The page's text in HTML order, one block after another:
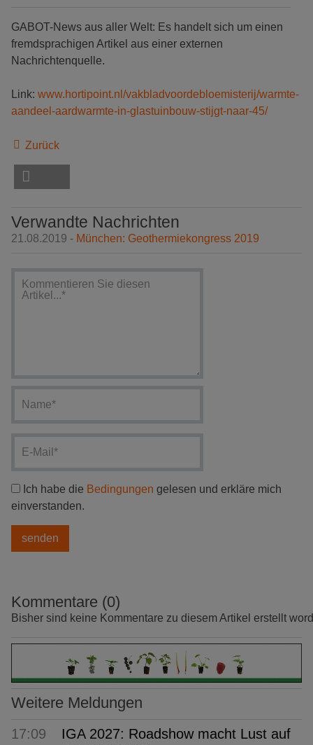
GABOT-News aus aller Welt: Es handelt sich um einen
fremdsprachigen Artikel aus einer externen
Nachrichtenquelle.
Link: www.hortipoint.nl/vakbladvoordebloemisterij/warmte-
aandeel-aardwarmte-in-glastuinbouw-stijgt-naar-45/
Zurück
Verwandte Nachrichten
21.08.2019 - München: Geothermiekongress 2019
Ich habe die Bedingungen gelesen und erkläre mich
einverstanden.
Kommentare (0)
Bisher sind keine Kommentare zu diesem Artikel erstellt
Weitere Meldungen
17:09
IGA 2027: Roadshow macht Lust auf